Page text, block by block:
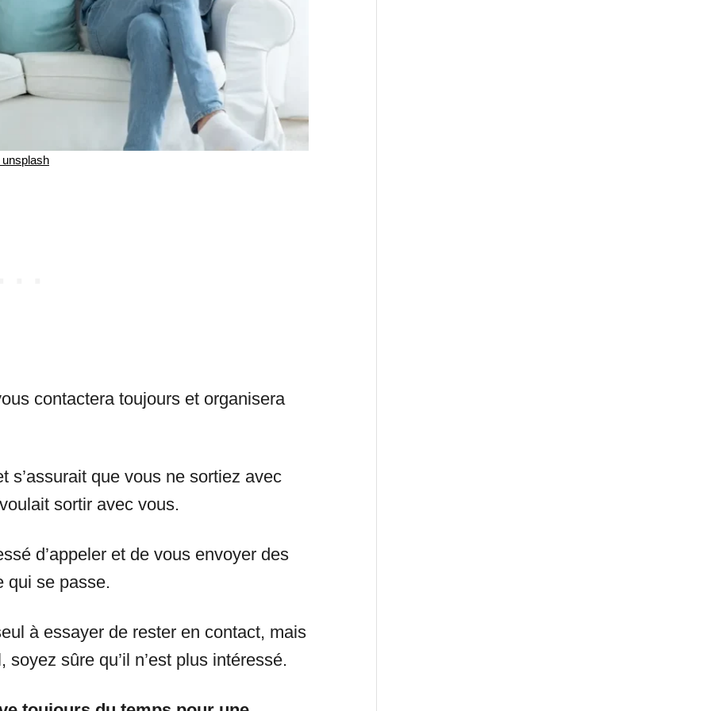
unsplash
contactera toujours et organisera
s’assurait que vous ne sortiez avec
sortir avec vous.
d’appeler et de vous envoyer des
qui se passe.
à essayer de rester en contact, mais
sûre qu’il n’est plus intéressé.